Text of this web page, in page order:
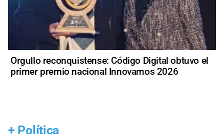
Orgullo reconquistense: Código Digital obtuvo el
primer premio nacional Innovamos 2026
+ Política